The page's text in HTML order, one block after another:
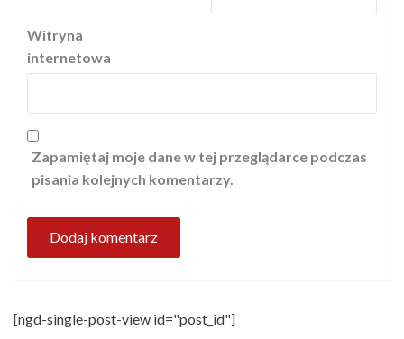
Witryna
internetowa
Zapamiętaj moje dane w tej przeglądarce podczas
pisania kolejnych komentarzy.
[ngd-single-post-view id="post_id"]